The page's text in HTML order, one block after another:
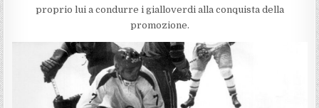
proprio lui a condurre i gialloverdi alla conquista della
promozione.